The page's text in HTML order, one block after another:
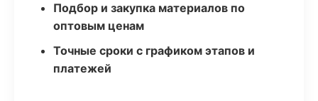
Подбор и закупка материалов по
оптовым ценам
Точные сроки с графиком этапов и
платежей